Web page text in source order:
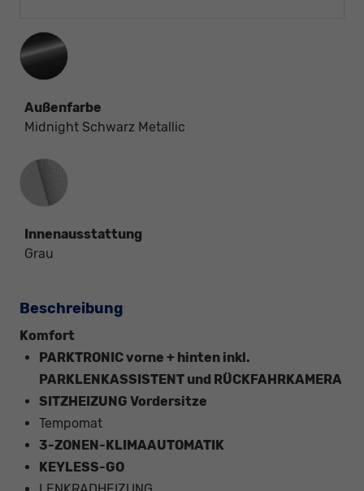
Außenfarbe
Midnight Schwarz Metallic
Innenausstattung
Innenausstattung
Grau
Beschreibung
Komfort
PARKTRONIC vorne + hinten inkl.
PARKLENKASSISTENT und RÜCKFAHRKAMERA
SITZHEIZUNG Vordersitze
Tempomat
3-ZONEN-KLIMAAUTOMATIK
KEYLESS-GO